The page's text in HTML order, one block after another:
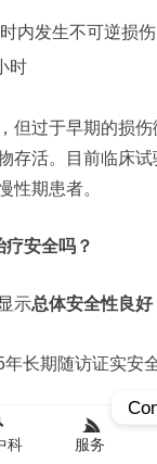
内发生不可逆损伤
时
但过于早期的损
存活。目前临床试
性期患者。
疗安全吗？
示总体安全性良好
年长期随访证实安
例不良事件中仅
科 服务